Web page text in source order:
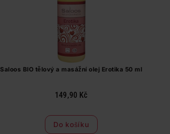
Saloos BIO tělový a masážní olej Erotika 50 ml
149,90 Kč
Do košíku